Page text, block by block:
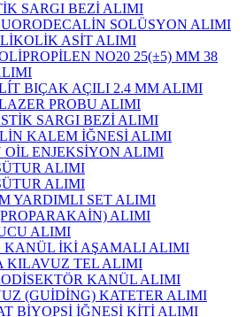
SARGI BEZİ ALIMI
SOLÜSYON ALIMI
ASİT ALIMI
NO20 25(±5) MM 38
BIÇAK AÇILI 2.4 MM ALIMI
PROBU ALIMI
SARGI BEZİ ALIMI
KALEM İĞNESİ ALIMI
OİL ENJEKSİYON ALIMI
ALIMI
ALIMI
YARDIMLI SET ALIMI
ALIMI
ALIMI
KANÜL İKİ AŞAMALI ALIMI
KILAVUZ TEL ALIMI
KANÜL ALIMI
(GUİDİNG) KATETER ALIMI
BİYOPSİ İĞNESİ KİTİ ALIMI